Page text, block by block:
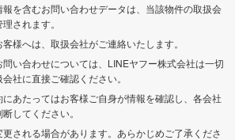
を含むお問い合わせデータは、当該物件の取扱会
されます。
様へは、取扱会社がご連絡いたします。
い合わせについては、LINEヤフー株式会社は一切
社に直接ご確認ください。
あたってはお客様ご自身が情報を確認し、各会社
してください。
される場合があります。あらかじめご了承くださ